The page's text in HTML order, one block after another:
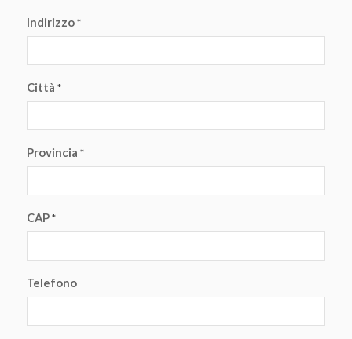
Indirizzo*
Città *
Provincia *
CAP*
Telefono